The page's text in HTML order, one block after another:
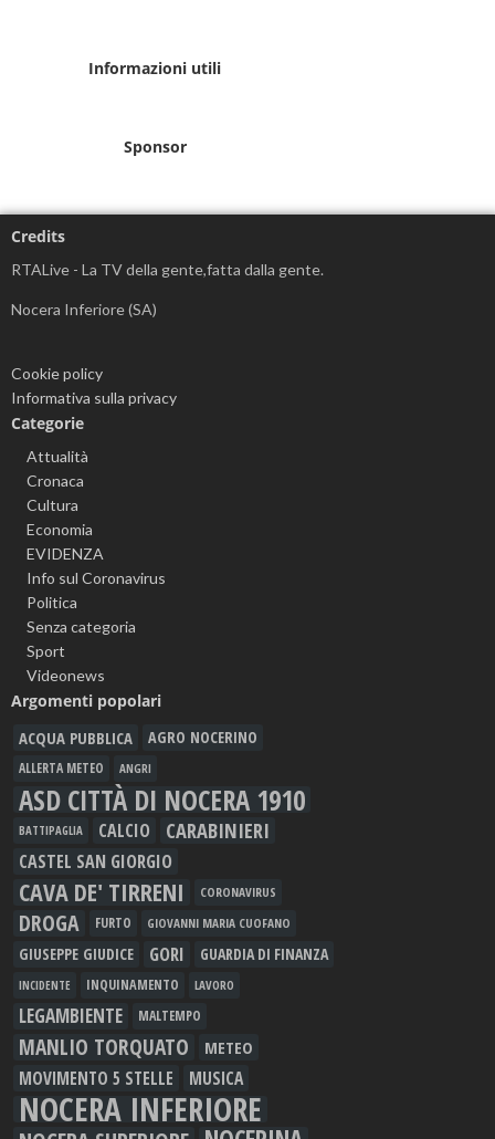
Informazioni utili
Sponsor
Credits
RTALive - La TV della gente,fatta dalla gente.
Nocera Inferiore (SA)
Cookie policy
Informativa sulla privacy
Categorie
Attualità
Cronaca
Cultura
Economia
EVIDENZA
Info sul Coronavirus
Politica
Senza categoria
Sport
Videonews
Argomenti popolari
ACQUA PUBBLICA AGRO NOCERINO
ALLERTA METEO ANGRI
ASD CITTÀ DI NOCERA 1910
BATTIPAGLIA CALCIO CARABINIERI
CASTEL SAN GIORGIO
CAVA DE' TIRRENI CORONAVIRUS
DROGA FURTO GIOVANNI MARIA CUOFANO
GIUSEPPE GIUDICE GORI GUARDIA DI FINANZA
INCIDENTE INQUINAMENTO LAVORO
LEGAMBIENTE MALTEMPO
MANLIO TORQUATO METEO
MOVIMENTO 5 STELLE MUSICA
NOCERA INFERIORE